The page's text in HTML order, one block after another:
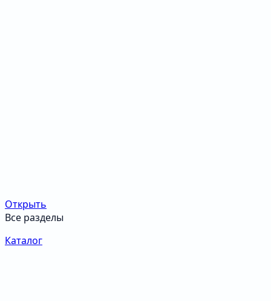
Открыть
Все разделы
Каталог